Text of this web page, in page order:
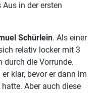
in der ersten
Schürlein. Als einer
relativ locker mit 3
durch die Vorrunde.
klar, bevor er dann im
Aber auch diese